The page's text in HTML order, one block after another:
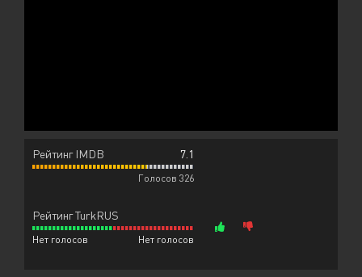
Рейтинг IMDB 7.1
Голосов 326
Рейтинг TurkRUS
Нет голосов Нет голосов